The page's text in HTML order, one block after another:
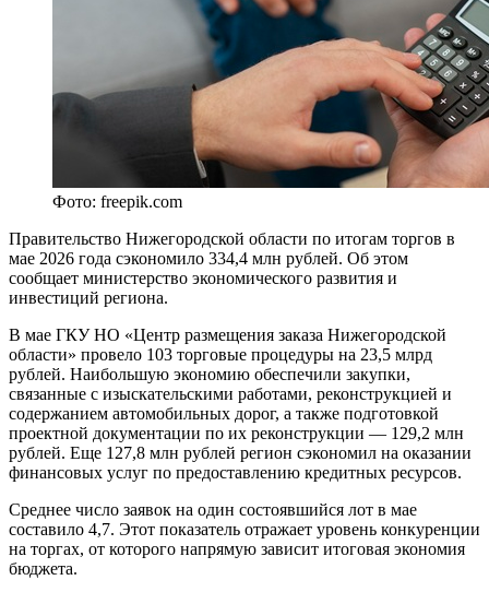
Фото: freepik.com
Правительство Нижегородской области по итогам торгов в
мае 2026 года сэкономило 334,4 млн рублей. Об этом
сообщает министерство экономического развития и
инвестиций региона.
В мае ГКУ НО «Центр размещения заказа Нижегородской
области» провело 103 торговые процедуры на 23,5 млрд
рублей. Наибольшую экономию обеспечили закупки,
связанные с изыскательскими работами, реконструкцией и
содержанием автомобильных дорог, а также подготовкой
проектной документации по их реконструкции — 129,2 млн
рублей. Еще 127,8 млн рублей регион сэкономил на оказании
финансовых услуг по предоставлению кредитных ресурсов.
Среднее число заявок на один состоявшийся лот в мае
составило 4,7. Этот показатель отражает уровень конкуренции
на торгах, от которого напрямую зависит итоговая экономия
бюджета.